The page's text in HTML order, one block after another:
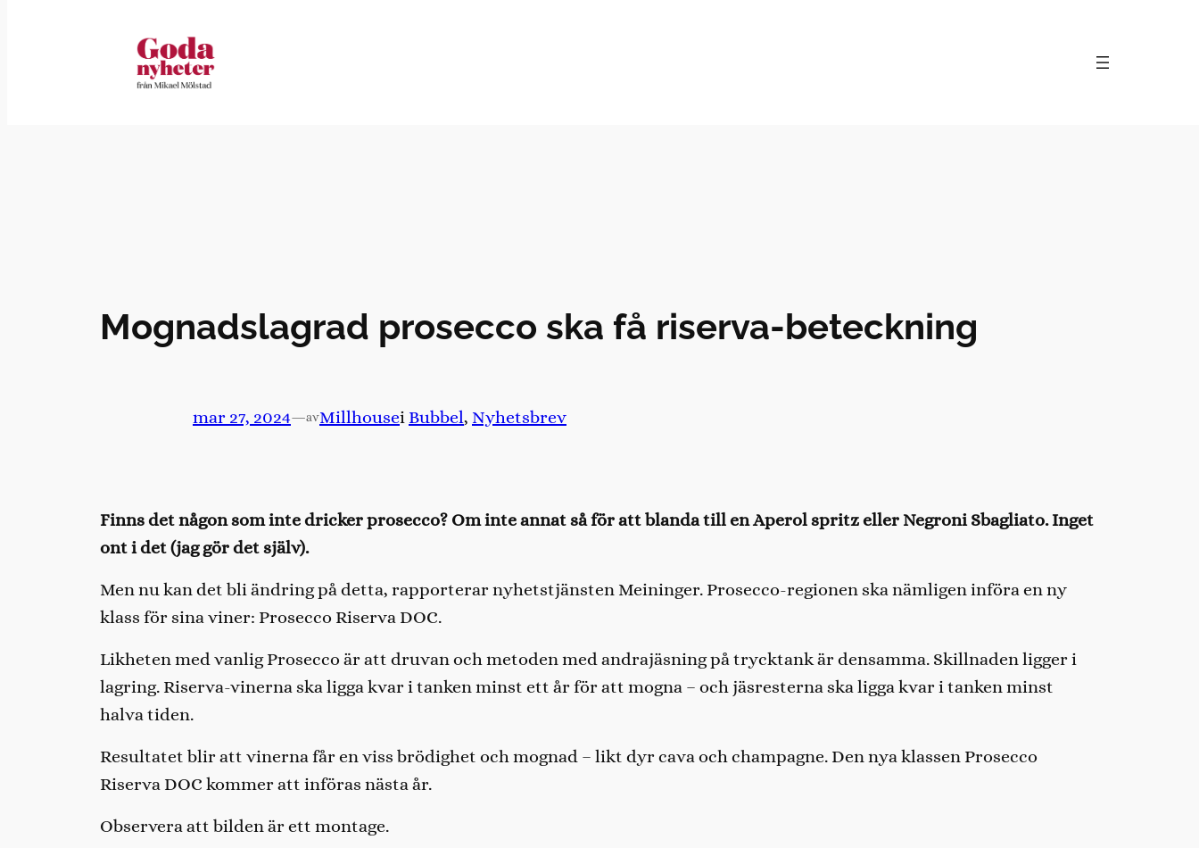
Mognadslagrad prosecco ska få riserva-beteckning
mar 27, 2024—avMillhousei Bubbel, Nyhetsbrev
Finns det någon som inte dricker prosecco? Om inte annat så för att blanda till en Aperol spritz eller Negroni Sbagliato. Inget
ont i det (jag gör det själv).
Men nu kan det bli ändring på detta, rapporterar nyhetstjänsten Meininger. Prosecco-regionen ska nämligen införa en ny
klass för sina viner: Prosecco Riserva DOC.
Likheten med vanlig Prosecco är att druvan och metoden med andrajäsning på trycktank är densamma. Skillnaden ligger i
lagring. Riserva-vinerna ska ligga kvar i tanken minst ett år för att mogna – och jäsresterna ska ligga kvar i tanken minst
halva tiden.
Resultatet blir att vinerna får en viss brödighet och mognad – likt dyr cava och champagne. Den nya klassen Prosecco
Riserva DOC kommer att införas nästa år.
Observera att bilden är ett montage.